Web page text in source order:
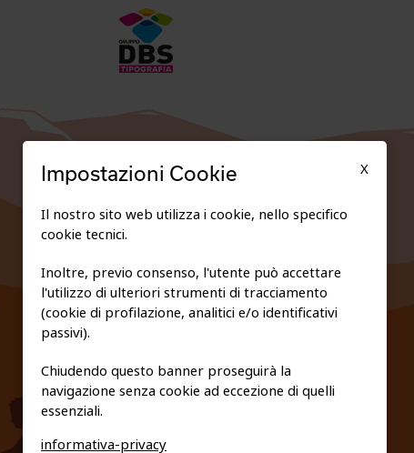
FEDERAZIONE TRASPARENTE
PRIVACY E COOKIE POLICY
X
Impostazioni Cookie
Il nostro sito web utilizza i cookie, nello specifico
cookie tecnici.
Inoltre, previo consenso, l'utente può accettare
l'utilizzo di ulteriori strumenti di tracciamento
(cookie di profilazione, analitici e/o identificativi
passivi).
Chiudendo questo banner proseguirà la
navigazione senza cookie ad eccezione di quelli
essenziali.
informativa-privacy